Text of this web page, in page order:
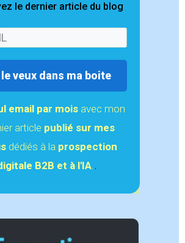
le dernier article du blog
veux dans ma boite
email par mois avec mon
article publié sur mes
dédiés à la prospection
B2B et à l'IA..